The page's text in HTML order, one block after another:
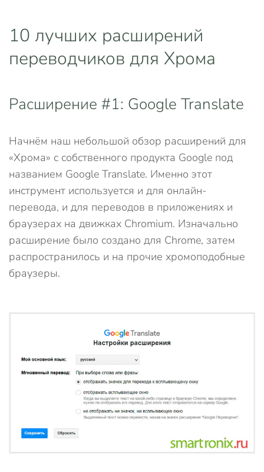
10 лучших расширений
переводчиков для Хрома
Расширение #1: Google Translate
Начнём наш небольшой обзор расширений для
«Хрома» с собственного продукта Google под
названием Google Translate. Именно этот
инструмент используется и для онлайн-
перевода, и для переводов в приложениях и
браузерах на движках Chromium. Изначально
расширение было создано для Chrome, затем
распространилось и на прочие хромоподобные
браузеры.